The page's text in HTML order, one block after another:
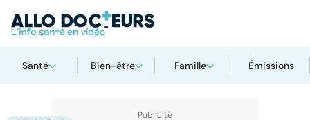
Santé Bien-être Famille Émissions